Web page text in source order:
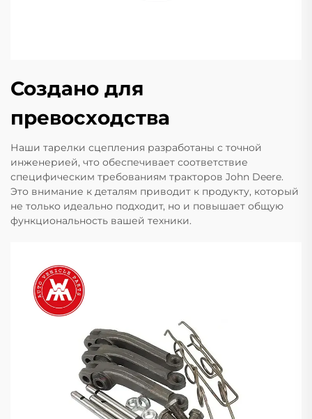
Создано для
превосходства
Наши тарелки сцепления разработаны с точной
инженерией, что обеспечивает соответствие
специфическим требованиям тракторов John Deere.
Это внимание к деталям приводит к продукту, который
не только идеально подходит, но и повышает общую
функциональность вашей техники.